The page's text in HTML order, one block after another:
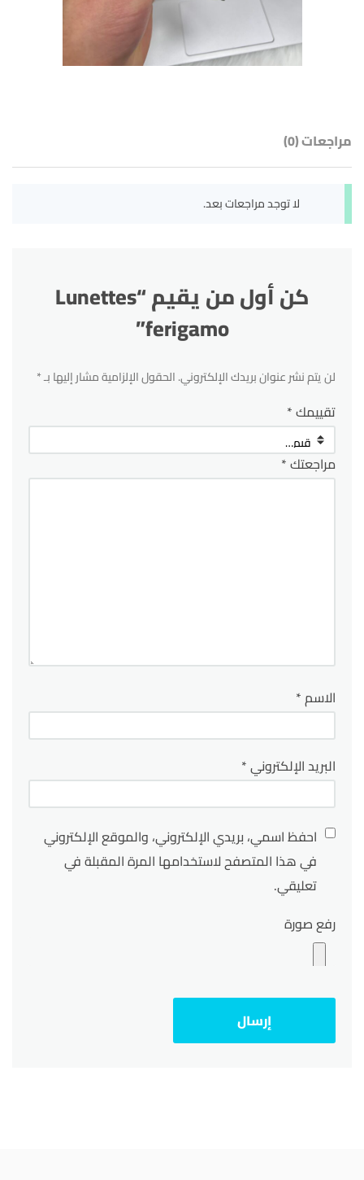
مراجعات (0)
لا توجد مراجعات بعد.
كن أول من يقيم “Lunettes
ferigamo”
لن يتم نشر عنوان بريدك الإلكتروني.الحقول الإلزامية مشار إليها بـ*
تقييمك*
مراجعتك*
الاسم*
البريد الإلكتروني*
احفظ اسمي، بريدي الإلكتروني، والموقع الإلكتروني
في هذا المتصفح لاستخدامها المرة المقبلة في
تعليقي.
رفع صورة